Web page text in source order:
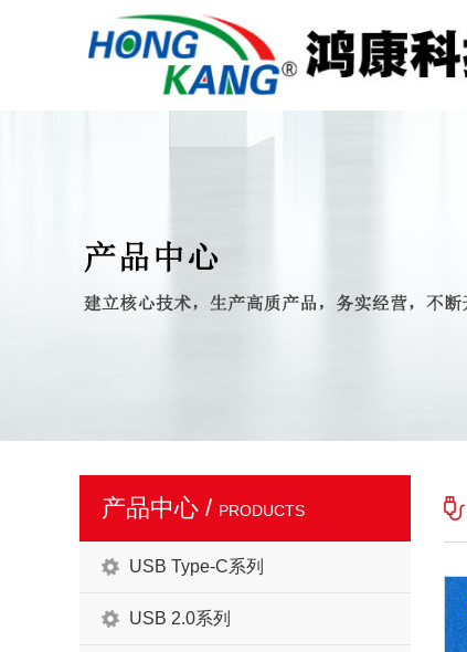
产品中心 / PRODUCTS
USB Type-C系列
USB 2.0系列